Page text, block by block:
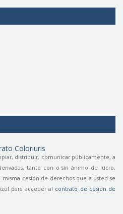
distribuir, comunicar públicamente, a
tanto con o sin ánimo de lucro,
cesión de derechos que a usted se
para acceder al contrato de cesión de